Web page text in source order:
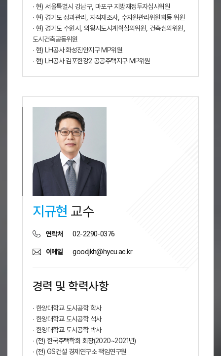
∙ 현) 서울특별시 강남구, 마포구 지방재정투자심사위원
∙ 현) 경기도 성과관리, 지적재조사, 수자원관리위원회등 위원
∙ 현) 경기도 수원시, 의왕시도시계획심의위원, 건축심의위원,
도시건축공동위원
∙ 현) LH공사 화성진안지구 MP위원
∙ 현) LH공사 김포한강2 공공주택지구 MP위원
지규현 교수
연락처 02-2290-0376
이메일 goodjkh@hycu.ac.kr
경력 및 학력사항
∙ 한양대학교 도시공학 학사
∙ 한양대학교 도시공학 석사
∙ 한양대학교 도시공학 박사
∙ (전) 한국주택학회 회장(2020~2021년)
∙ (전) GS건설 경제연구소 책임연구원